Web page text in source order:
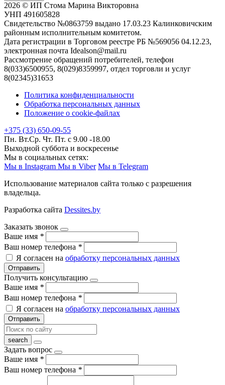
2026 © ИП Стома Марина Викторовна
УНП 491605828
Свидетельство №0863759 выдано 17.03.23 Калинковичским
районным исполнительным комитетом.
Дата регистрации в Торговом реестре РБ №569056 04.12.23,
электронная почта Idealson@mail.ru
Рассмотрение обращений потребителей, телефон
8(033)6500955, 8(029)8359997, отдел торговли и услуг
8(02345)31653
Политика конфиденциальности
Обработка персональных данных
Положение о cookie-файлах
+375 (33) 650-09-55
Пн. Вт.Ср. Чт. Пт. с 9.00 -18.00
Выходной суббота и воскресенье
Мы в социальных сетях:
Мы в Instagram Мы в Viber Мы в Telegram
Использование материалов сайта только с разрешения
владельца.
Разработка сайта Dessites.by
Заказать звонок
Ваше имя *
Ваш номер телефона *
Я согласен на обработку персональных данных
Отправить
Получить консультацию
Ваше имя *
Ваш номер телефона *
Я согласен на обработку персональных данных
Отправить
Задать вопрос
Ваше имя *
Ваш номер телефона *